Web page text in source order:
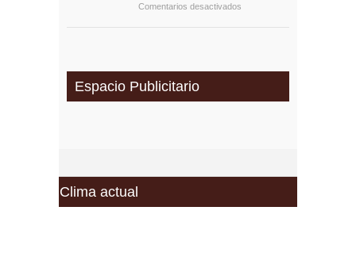
Comentarios desactivados
Espacio Publicitario
Clima actual